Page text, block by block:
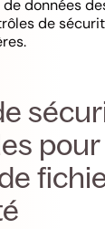
données
de
pour